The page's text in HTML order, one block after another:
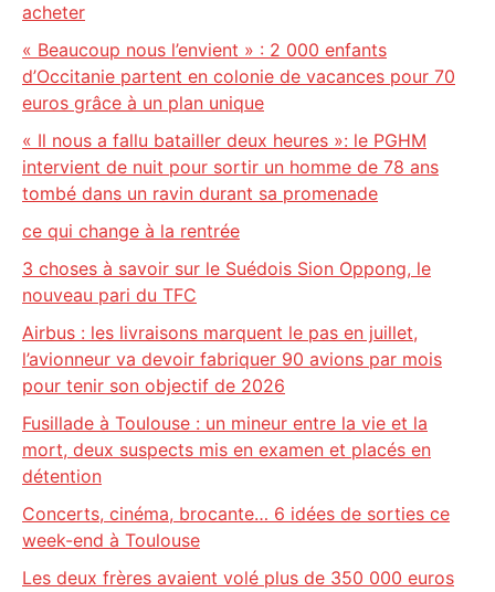
acheter
« Beaucoup nous l’envient » : 2 000 enfants
d’Occitanie partent en colonie de vacances pour 70
euros grâce à un plan unique
« Il nous a fallu batailler deux heures »: le PGHM
intervient de nuit pour sortir un homme de 78 ans
tombé dans un ravin durant sa promenade
ce qui change à la rentrée
3 choses à savoir sur le Suédois Sion Oppong, le
nouveau pari du TFC
Airbus : les livraisons marquent le pas en juillet,
l’avionneur va devoir fabriquer 90 avions par mois
pour tenir son objectif de 2026
Fusillade à Toulouse : un mineur entre la vie et la
mort, deux suspects mis en examen et placés en
détention
Concerts, cinéma, brocante… 6 idées de sorties ce
week-end à Toulouse
Les deux frères avaient volé plus de 350 000 euros